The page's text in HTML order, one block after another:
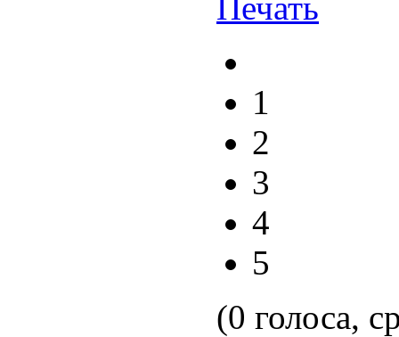
1
2
3
4
5
(0 голоса,